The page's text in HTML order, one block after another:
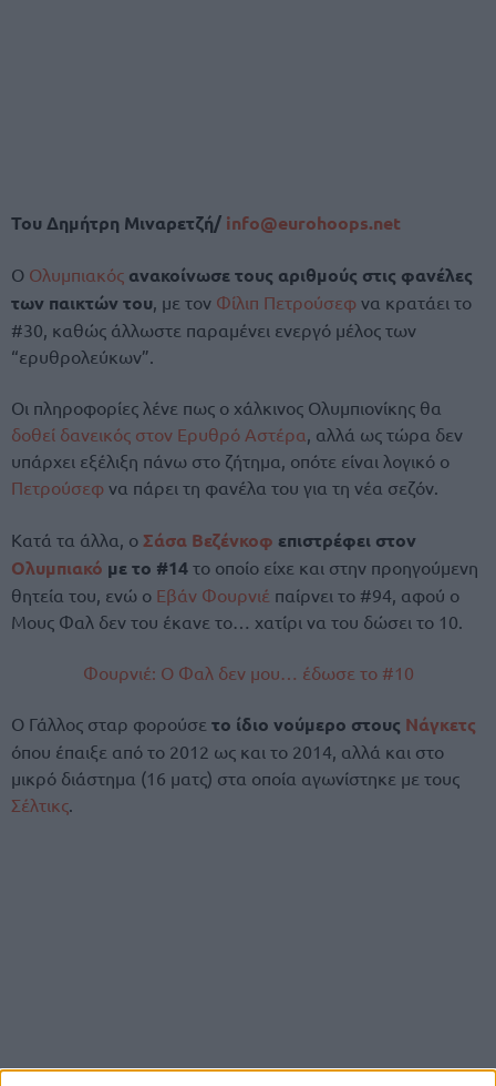
Του Δημήτρη Μιναρετζή/ info@eurohoops.net
Ο Ολυμπιακός ανακοίνωσε τους αριθμούς στις φανέλες
των παικτών του, με τον Φίλιπ Πετρούσεφ να κρατάει το
#30, καθώς άλλωστε παραμένει ενεργό μέλος των
“ερυθρολεύκων”.
Οι πληροφορίες λένε πως ο χάλκινος Ολυμπιονίκης θα
δοθεί δανεικός στον Ερυθρό Αστέρα, αλλά ως τώρα δεν
υπάρχει εξέλιξη πάνω στο ζήτημα, οπότε είναι λογικό ο
Πετρούσεφ να πάρει τη φανέλα του για τη νέα σεζόν.
Κατά τα άλλα, ο Σάσα Βεζένκοφ επιστρέφει στον
Ολυμπιακό με το #14 το οποίο είχε και στην προηγούμενη
θητεία του, ενώ ο Εβάν Φουρνιέ παίρνει το #94, αφού ο
Μους Φαλ δεν του έκανε το… χατίρι να του δώσει το 10.
Φουρνιέ: Ο Φαλ δεν μου… έδωσε το #10
Ο Γάλλος σταρ φορούσε το ίδιο νούμερο στους Νάγκετς
όπου έπαιξε από το 2012 ως και το 2014, αλλά και στο
μικρό διάστημα (16 ματς) στα οποία αγωνίστηκε με τους
Σέλτικς